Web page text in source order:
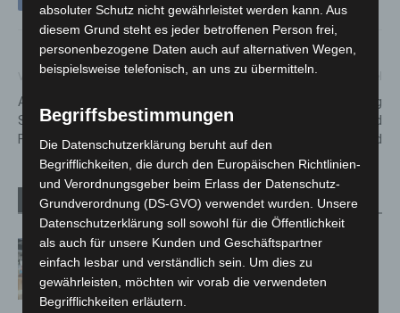
Vorheriger Artikel
Abschnitt der Münchner
Straße erhält eine neue
Fahrbahndecke
Nächster Artikel
A 2: Fahrbahnerneuerung
zwischen Garbsen und
Wunstorf-Kolenfeld
Verwandte Artikel Mehr vom Autor
Kunst trifft Weingenuss: Barbara-
Susann Mehring zeigt ihre Werke im
Jacques’ Wein-Depot Isernhagen
absoluter Schutz nicht gewährleistet werden kann. Aus
diesem Grund steht es jeder betroffenen Person frei,
personenbezogene Daten auch auf alternativen Wegen,
beispielsweise telefonisch, an uns zu übermitteln.
Begriffsbestimmungen
Die Datenschutzerklärung beruht auf den
Begrifflichkeiten, die durch den Europäischen Richtlinien-
und Verordnungsgeber beim Erlass der Datenschutz-
Grundverordnung (DS-GVO) verwendet wurden. Unsere
Datenschutzerklärung soll sowohl für die Öffentlichkeit
als auch für unsere Kunden und Geschäftspartner
einfach lesbar und verständlich sein. Um dies zu
gewährleisten, möchten wir vorab die verwendeten
Begrifflichkeiten erläutern.